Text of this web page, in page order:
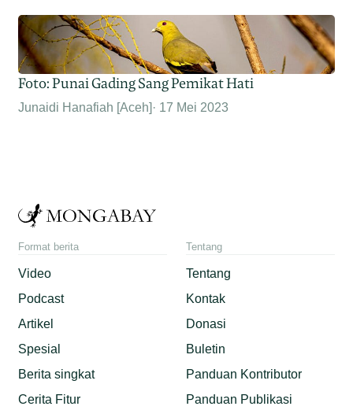
Foto: Punai Gading Sang Pemikat Hati
Junaidi Hanafiah [Aceh] 17 Mei 2023
Format berita
Video
Podcast
Artikel
Spesial
Berita singkat
Cerita Fitur
Tentang
Tentang
Kontak
Donasi
Buletin
Panduan Kontributor
Panduan Publikasi